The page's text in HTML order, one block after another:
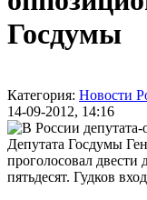
Госдумы
Категория: Новости
14-09-2012, 14:16
Депутата Госдумы
проголосовал двести
пятьдесят. Гудков